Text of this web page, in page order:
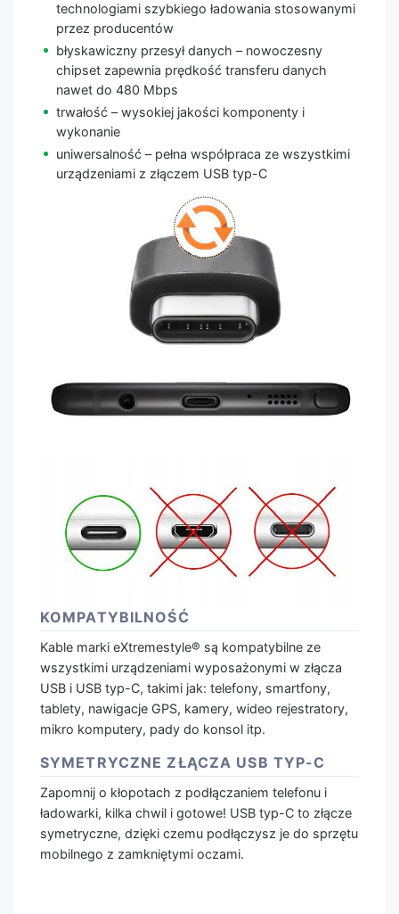
technologiami szybkiego ładowania stosowanymi
przez producentów
błyskawiczny przesył danych – nowoczesny
chipset zapewnia prędkość transferu danych
nawet do 480 Mbps
trwałość – wysokiej jakości komponenty i
wykonanie
uniwersalność – pełna współpraca ze wszystkimi
urządzeniami z złączem USB typ-C
KOMPATYBILNOŚĆ
Kable marki eXtremestyle® są kompatybilne ze
wszystkimi urządzeniami wyposażonymi w złącza
USB i USB typ-C, takimi jak: telefony, smartfony,
tablety, nawigacje GPS, kamery, wideo rejestratory,
mikro komputery, pady do konsol itp.
SYMETRYCZNE ZŁĄCZA USB TYP-C
Zapomnij o kłopotach z podłączaniem telefonu i
ładowarki, kilka chwil i gotowe! USB typ-C to złącze
symetryczne, dzięki czemu podłączysz je do sprzętu
mobilnego z zamkniętymi oczami.